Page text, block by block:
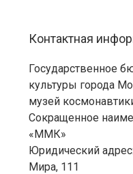
Контактная
Государственное
культуры города
музей
Сокращенное
«ММК»
Юридический
Мира, 111